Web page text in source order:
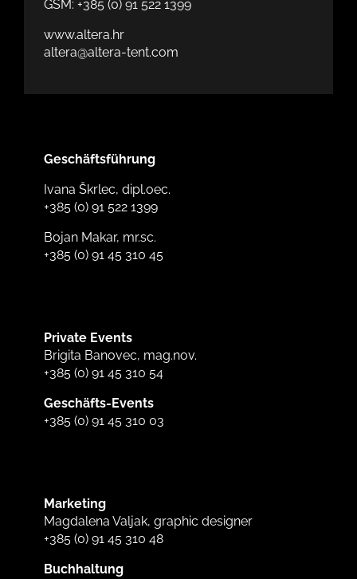
GSM: +385 (0) 91 522 1399
www.altera.hr
altera@altera-tent.com
Geschäftsführung
Ivana Škrlec, dipl.oec.
+385 (0) 91 522 1399
Bojan Makar, mr.sc.
+385 (0) 91 45 310 45
Private Events
Brigita Banovec, mag.nov.
+385 (0) 91 45 310 54
Geschäfts-Events
+385 (0) 91 45 310 03
Marketing
Magdalena Valjak, graphic designer
+385 (0) 91 45 310 48
Buchhaltung